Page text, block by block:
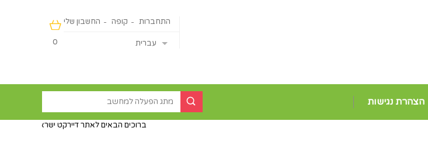
0
החשבון שלי קופה התחברות
עברית
הצהרת נגישות
ברוכים הבאים לאתר דיירקט ישראליין - מכירה מהיבואן